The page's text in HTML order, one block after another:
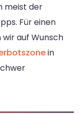
meist der
Für einen
auf Wunsch
in